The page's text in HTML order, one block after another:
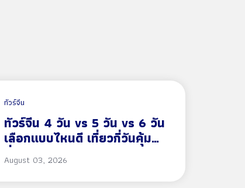
ทัวร์จีน
ทัวร์จีน 4 วัน vs 5 วัน vs 6 วัน
เลือกแบบไหนดี เที่ยวกี่วันคุ้ม
ที่สุด 2569-2570
August 03, 2026